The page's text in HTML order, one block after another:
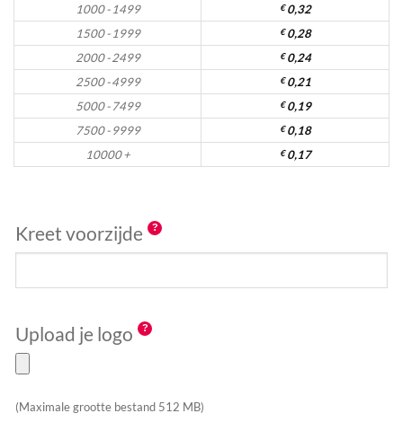
1000 - 1499
€0,32
1500 - 1999
€0,28
2000 - 2499
€0,24
2500 - 4999
€0,21
5000 - 7499
€0,19
7500 - 9999
€0,18
10000 +
€0,17
Kreet voorzijde
Upload je logo
(Maximale grootte bestand 512 MB)